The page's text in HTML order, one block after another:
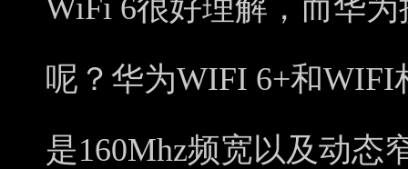
WiFi 6很好理解，而华
呢？华为WIFI 6+和
是160Mhz频宽以及动态